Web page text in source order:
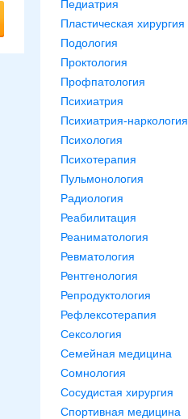
Педиатрия
Пластическая хирургия
Подология
Проктология
Профпатология
Психиатрия
Психиатрия-наркология
Психология
Психотерапия
Пульмонология
Радиология
Реабилитация
Реаниматология
Ревматология
Рентгенология
Репродуктология
Рефлексотерапия
Сексология
Семейная медицина
Сомнология
Сосудистая хирургия
Спортивная медицина